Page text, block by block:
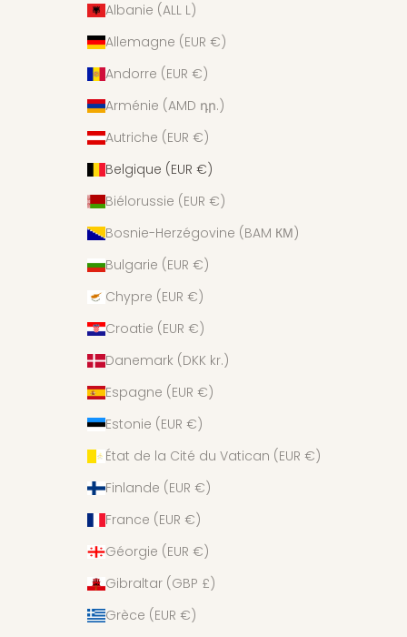
Albanie (ALL L)
Allemagne (EUR €)
Andorre (EUR €)
Arménie (AMD դր.)
Autriche (EUR €)
Belgique (EUR €)
Biélorussie (EUR €)
Bosnie-Herzégovine (BAM КМ)
Bulgarie (EUR €)
Chypre (EUR €)
Croatie (EUR €)
Danemark (DKK kr.)
Espagne (EUR €)
Estonie (EUR €)
État de la Cité du Vatican (EUR €)
Finlande (EUR €)
France (EUR €)
Géorgie (EUR €)
Gibraltar (GBP £)
Grèce (EUR €)